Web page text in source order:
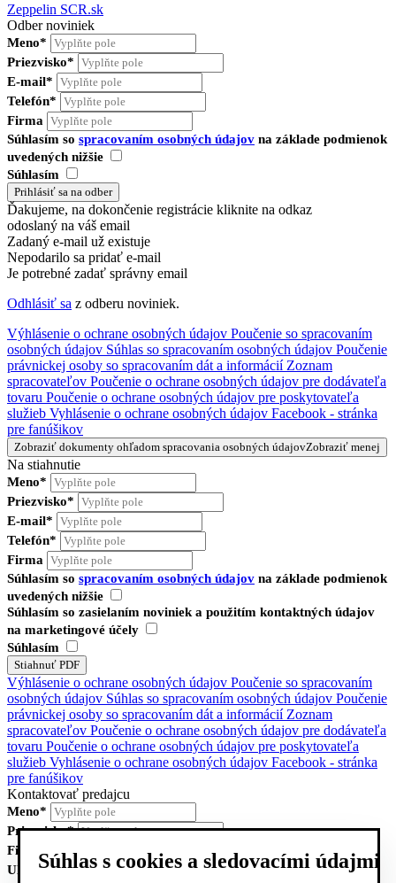
Zeppelin SCR.sk
Odber noviniek
Meno*
Priezvisko*
E-mail*
Telefón*
Firma
Súhlasím so spracovaním osobných údajov na základe podmienok
uvedených nižšie
Súhlasím
Ďakujeme, na dokončenie registrácie kliknite na odkaz
odoslaný na váš email
Zadaný e-mail už existuje
Nepodarilo sa pridať e-mail
Je potrebné zadať správny email
Odhlásiť sa z odberu noviniek.
Výhlásenie o ochrane osobných údajov Poučenie so spracovaním
osobných údajov Súhlas so spracovaním osobných údajov Poučenie
právnickej osoby so spracovaním dát a informácií Zoznam
spracovateľov Poučenie o ochrane osobných údajov pre dodávateľa
tovaru Poučenie o ochrane osobných údajov pre poskytovateľa
služieb Vyhlásenie o ochrane osobných údajov Facebook - stránka
pre fanúšikov
Zobraziť dokumenty ohľadom spracovania osobných údajovZobraziť menej
Na stiahnutie
Meno*
Priezvisko*
E-mail*
Telefón*
Firma
Súhlasím so spracovaním osobných údajov na základe podmienok
uvedených nižšie
Súhlasím so zasielaním noviniek a použitím kontaktných údajov
na marketingové účely
Súhlasím
Výhlásenie o ochrane osobných údajov Poučenie so spracovaním
osobných údajov Súhlas so spracovaním osobných údajov Poučenie
právnickej osoby so spracovaním dát a informácií Zoznam
spracovateľov Poučenie o ochrane osobných údajov pre dodávateľa
tovaru Poučenie o ochrane osobných údajov pre poskytovateľa
služieb Vyhlásenie o ochrane osobných údajov Facebook - stránka
pre fanúšikov
Kontaktovať predajcu
Meno*
Priezvisko*
Firma
Ulica, čísloSúhlas s cookies a sledovacími údajmi